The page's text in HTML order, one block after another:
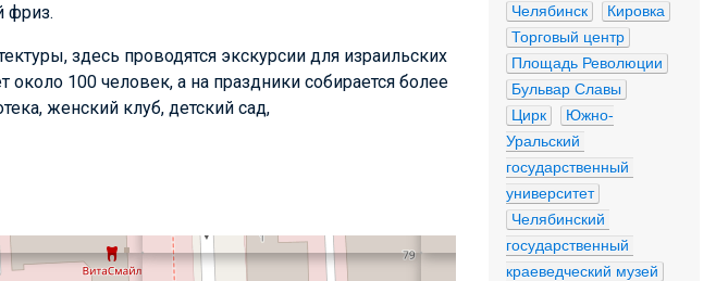
фриз.
здесь проводятся экскурсии для израильских
100 человек, а на праздники собирается более
женский клуб, детский сад,
Челябинск
Кировка
Торговый центр
Площадь Революции
Бульвар Славы
Цирк
Южно-
Уральский
государственный
университет
Челябинский
государственный
краеведческий музей